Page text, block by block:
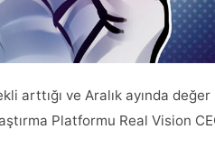
arttığı ve Aralık ayında değer
Platformu Real Vision